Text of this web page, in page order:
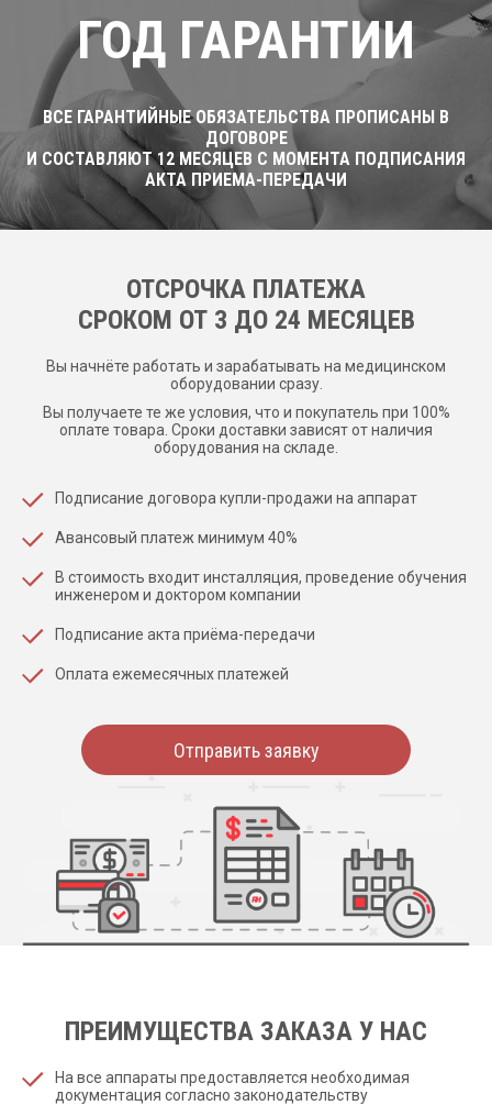
ГОД ГАРАНТИИ
ВСЕ ГАРАНТИЙНЫЕ ОБЯЗАТЕЛЬСТВА ПРОПИСАНЫ В
ДОГОВОРЕ
И СОСТАВЛЯЮТ 12 МЕСЯЦЕВ С МОМЕНТА ПОДПИСАНИЯ
АКТА ПРИЕМА-ПЕРЕДАЧИ
ОТСРОЧКА ПЛАТЕЖА
CРОКОМ ОТ 3 ДО 24 МЕСЯЦЕВ
Вы начнёте работать и зарабатывать на медицинском
оборудовании сразу.
Вы получаете те же условия, что и покупатель при 100%
оплате товара. Сроки доставки зависят от наличия
оборудования на складе.
Подписание договора купли-продажи на аппарат
Авансовый платеж минимум 40%
В стоимость входит инсталляция, проведение обучения
инженером и доктором компании
Подписание акта приёма-передачи
Оплата ежемесячных платежей
Отправить заявку
ПРЕИМУЩЕСТВА ЗАКАЗА У НАС
На все аппараты предоставляется необходимая
документация согласно законодательству